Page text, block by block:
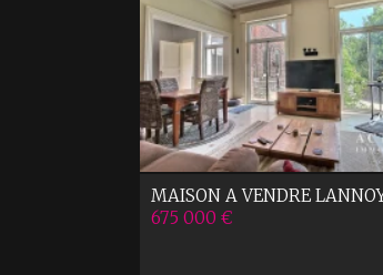
MAISON A VENDRE
675 000 €